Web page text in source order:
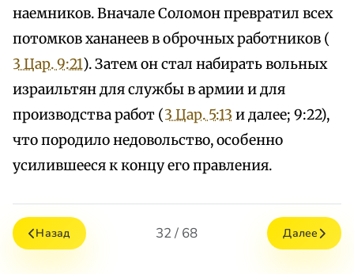
наемников. Вначале Соломон превратил всех
потомков хананеев в оброчных работников (
3 Цар. 9:21). Затем он стал набирать вольных
израильтян для службы в армии и для
производства работ (3 Цар. 5:13 и далее; 9:22),
что породило недовольство, особенно
усилившееся к концу его правления.
Назад 32 / 68 Далее